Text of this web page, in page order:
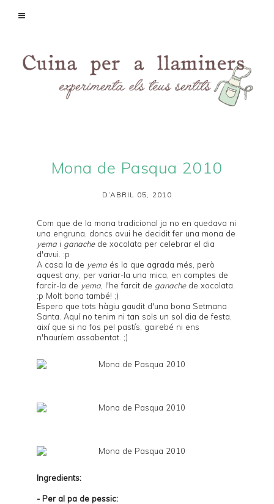
Mona de Pasqua 2010
D’ABRIL 05, 2010
Com que de la mona tradicional ja no en quedava ni
una engruna, doncs avui he decidit fer una mona de
yema i ganachede xocolata per celebrar el dia
d'avui. :p
A casa la de yema és la que agrada més, però
aquest any, per variar-la una mica, en comptes de
farcir-la de yema , l'he farcit de ganachede xocolata.
:p Molt bona també! ;)
Espero que tots hàgiu gaudit d'una bona Setmana
Santa. Aquí no tenim ni tan sols un sol dia de festa,
així que si no fos pel pastís, gairebé ni ens
n'hauríem assabentat. ;)
Ingredients:
- Per al pa de pessic: